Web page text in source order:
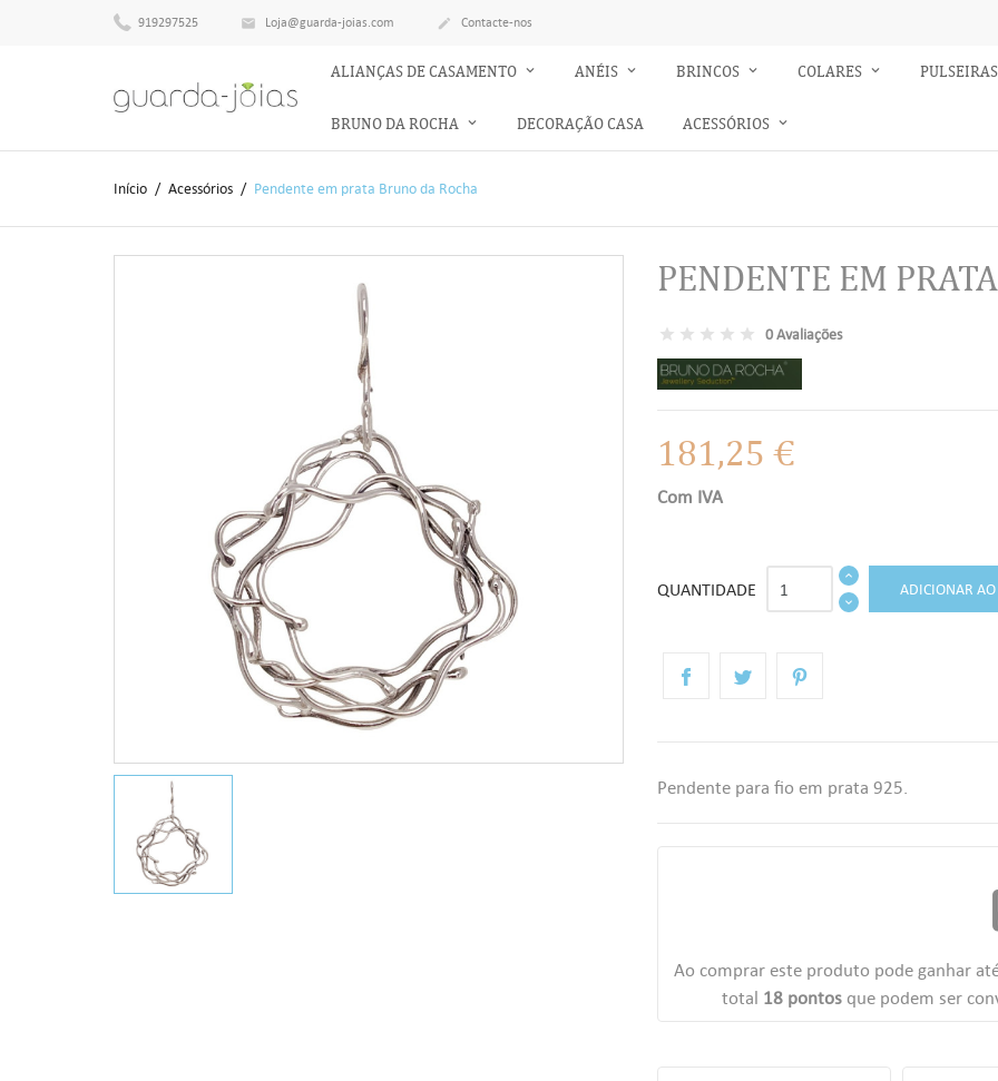
919297525  Loja@guarda-joias.com  Contacte-nos
ALIANÇAS DE CASAMENTO ANÉIS BRINCOS COLARES PULSEIRAS
BRUNO DA ROCHA DECORAÇÃO CASA ACESSÓRIOS
Início Acessórios Pendente em prata Bruno da Rocha
PENDENTE EM
0 Avaliações
181,25 €
Com IVA
QUANTIDADE ADICIONAR
Ao comprar este produto pode ganhar
total 18pontosque podem ser
Pendente para fio em prata 925.